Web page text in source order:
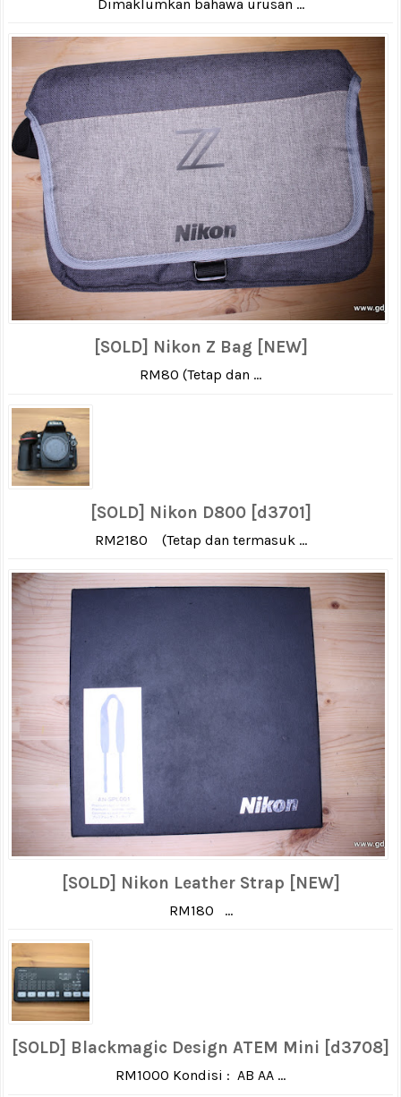
Dimaklumkan bahawa urusan ...
[SOLD] Nikon Z Bag [NEW]
RM80 (Tetap dan ...
[SOLD] Nikon D800 [d3701]
RM2180 (Tetap dan termasuk ...
[SOLD] Nikon Leather Strap [NEW]
RM180 ...
[SOLD] Blackmagic Design ATEM Mini [d3708]
RM1000 Kondisi : AB AA ...